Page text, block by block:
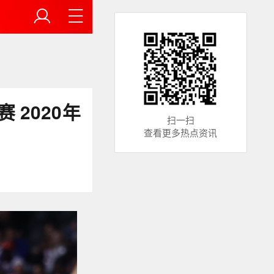
2020年
扫一扫
查看更多热点资讯